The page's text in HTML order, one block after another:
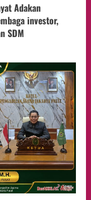
Adakan
investor,
SDM